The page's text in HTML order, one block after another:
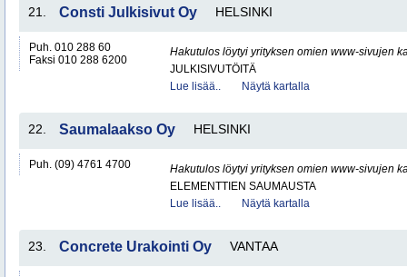
21. Consti Julkisivut Oy HELSINKI
Puh. 010 288 60
Faksi 010 288 6200
Hakutulos löytyi yrityksen omien www-sivujen
JULKISIVUTÖITÄ
Lue lisää..
Näytä kartalla
22. Saumalaakso Oy HELSINKI
Puh. (09) 4761 4700
Hakutulos löytyi yrityksen omien www-sivujen
ELEMENTTIEN SAUMAUSTA
Lue lisää..
Näytä kartalla
23. Concrete Urakointi Oy VANTAA